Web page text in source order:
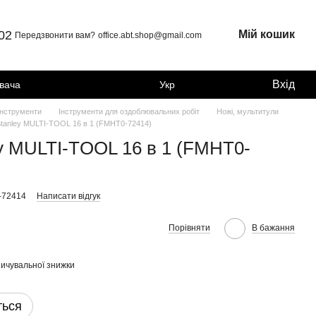
Передзвонити вам? office.abt.shop@gmail.com Мій кошик
Укр Вхід
Інструменти для оздоблювальних робіт
Ножі, мультитули
MULTI-TOOL 16 в 1 (FMHT0-72414)
MULTI-TOOL 16 в 1 (FMHT0-
72414 Написати відгук
Порівняти В бажання
знижки